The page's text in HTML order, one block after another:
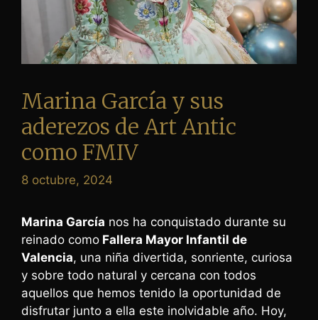
Marina García y sus
aderezos de Art Antic
como FMIV
8 octubre, 2024
Marina García nos ha conquistado durante su
reinado como Fallera Mayor Infantil de
Valencia, una niña divertida, sonriente, curiosa
y sobre todo natural y cercana con todos
aquellos que hemos tenido la oportunidad de
disfrutar junto a ella este inolvidable año. Hoy,